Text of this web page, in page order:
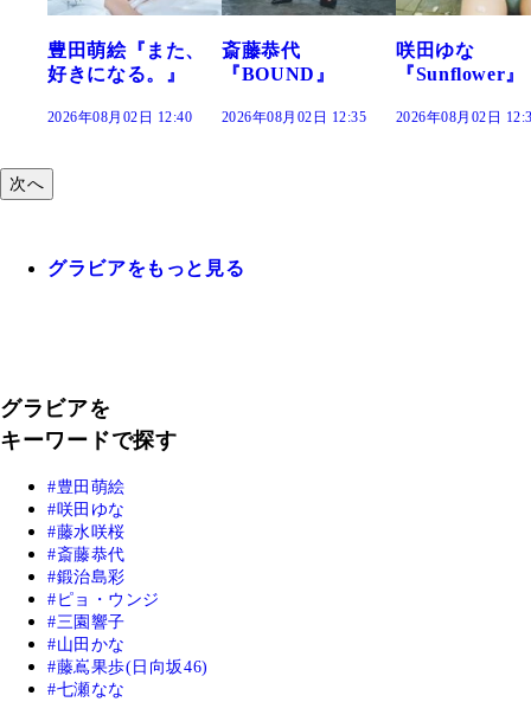
斎藤恭代
『BOUND』
2026年08月02日 12:35
咲田ゆな
『Sunflower』
2026年08月02日 12:30
藤水咲桜『花
だまり』
2026年08月02日
次へ
グラビアをもっと見る
グラビアを
キーワードで探す
豊田萌絵
咲田ゆな
藤水咲桜
斎藤恭代
鍛治島彩
ピョ・ウンジ
三園響子
山田かな
藤嶌果歩(日向坂46)
七瀬なな